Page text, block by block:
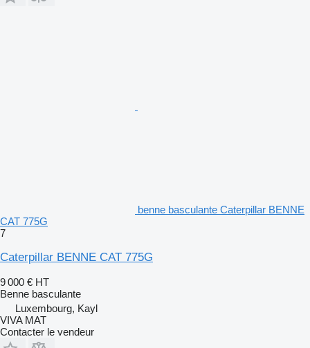
benne basculante Caterpillar BENNE
CAT 775G
7
Caterpillar BENNE CAT 775G
9 000 € HT
Benne basculante
Luxembourg, Kayl
VIVA MAT
Contacter le vendeur